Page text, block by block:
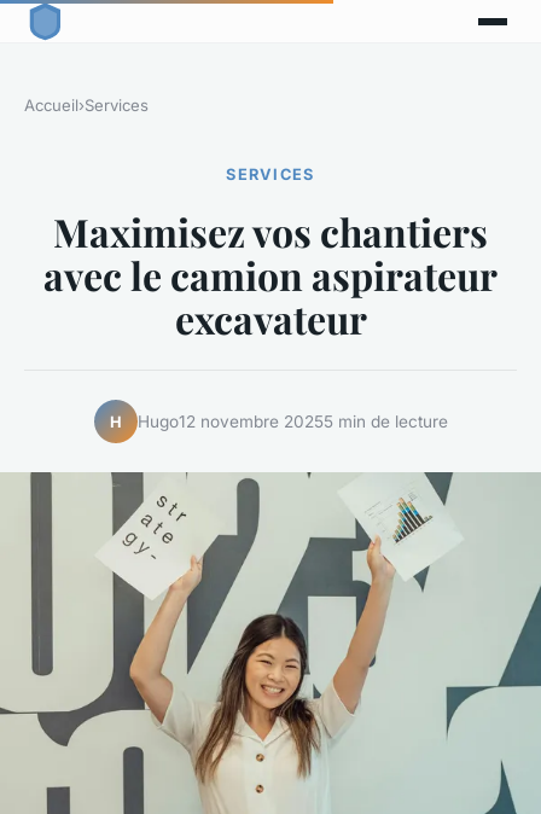
Accueil›Services
SERVICES
Maximisez vos chantiers
avec le camion aspirateur
excavateur
H Hugo12 novembre 20255 min de lecture